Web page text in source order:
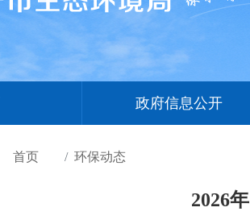
政府信息公开
首页 环保动态
2026